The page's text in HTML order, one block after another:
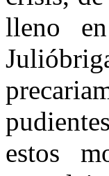
lleno
estos